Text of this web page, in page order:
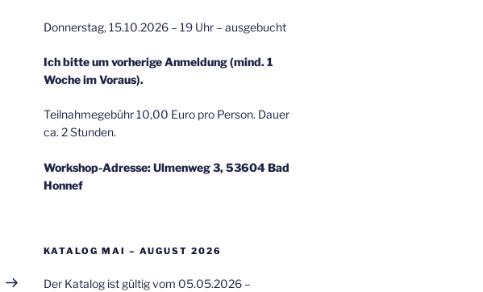
Donnerstag, 15.10.2026 – 19 Uhr – ausgebucht
Ich bitte um vorherige Anmeldung (mind. 1
Woche im Voraus).
Teilnahmegebühr 10,00 Euro pro Person. Dauer
ca. 2 Stunden.
Workshop-Adresse: Ulmenweg 3, 53604 Bad
Honnef
KATALOG MAI – AUGUST 2026
Der Katalog ist gültig vom 05.05.2026 –